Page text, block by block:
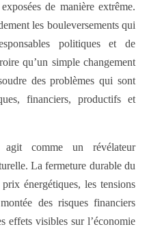
de manière extrême.
les bouleversements qui
politiques et de
qu’un simple changement
des problèmes qui sont
financiers, productifs et
comme un révélateur
La fermeture durable du
énergétiques, les tensions
des risques financiers
effets visibles sur l’économie